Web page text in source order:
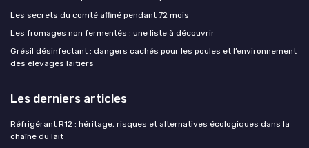
Les secrets du comté affiné pendant 72 mois
Les fromages non fermentés : une liste à découvrir
Grésil désinfectant : dangers cachés pour les poules et l’environnement
des élevages laitiers
Les derniers articles
Réfrigérant R12 : héritage, risques et alternatives écologiques dans la
chaîne du lait